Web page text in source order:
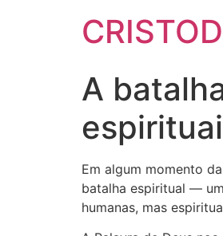
A
Em algum momento
batalha espiritual —
humanas, mas